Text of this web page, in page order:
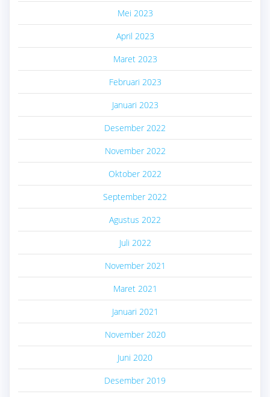
Mei 2023
April 2023
Maret 2023
Februari 2023
Januari 2023
Desember 2022
November 2022
Oktober 2022
September 2022
Agustus 2022
Juli 2022
November 2021
Maret 2021
Januari 2021
November 2020
Juni 2020
Desember 2019